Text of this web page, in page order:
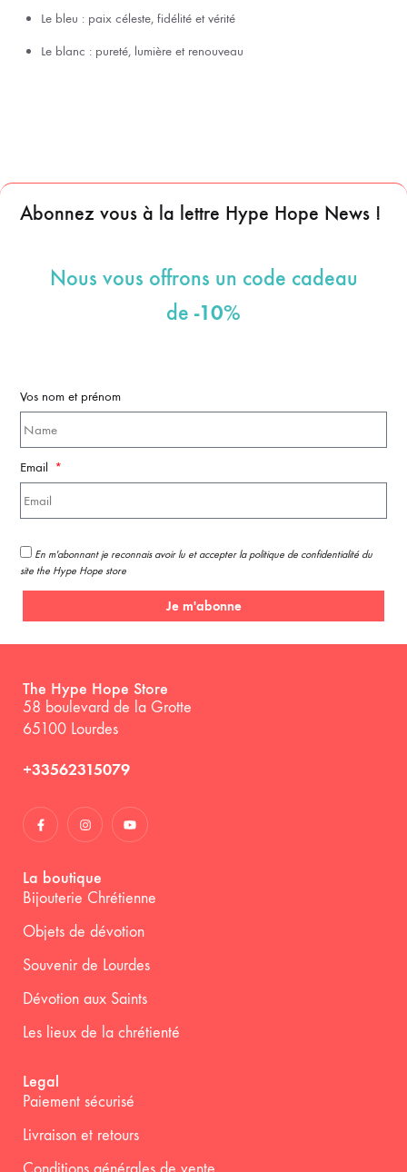
Le bleu : paix céleste, fidélité et vérité
Le blanc : pureté, lumière et renouveau
Abonnez vous à la lettre Hype Hope News !
Nous vous offrons un code cadeau
de -10%
Vos nom et prénom
Email
En m'abonnant je reconnais avoir lu et accepter la politique de confidentialité du
site the Hype Hope store
Je m'abonne
The Hype Hope Store
58 boulevard de la Grotte
65100 Lourdes
+33562315079
La boutique
Bijouterie Chrétienne
Objets de dévotion
Souvenir de Lourdes
Dévotion aux Saints
Les lieux de la chrétienté
Legal
Paiement sécurisé
Livraison et retours